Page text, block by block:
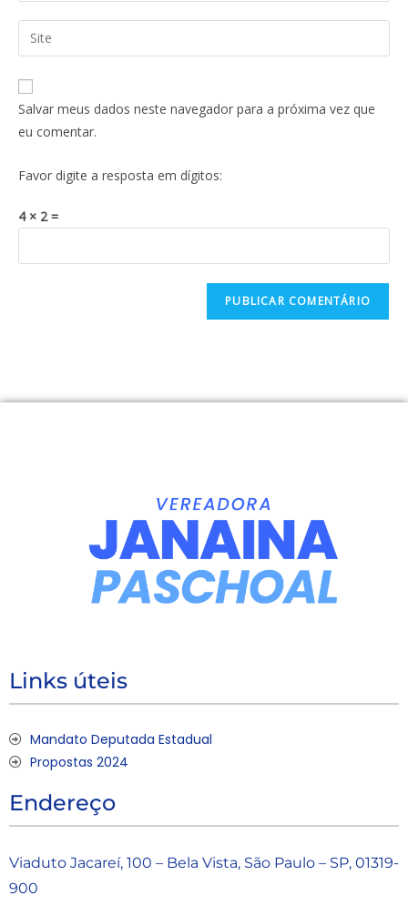
Salvar meus dados neste navegador para a próxima vez que
eu comentar.
Favor digite a resposta em dígitos:
4 × 2 =
Links úteis
Mandato Deputada Estadual
Propostas 2024
Endereço
Viaduto Jacareí, 100 – Bela Vista, São Paulo – SP, 01319-
900